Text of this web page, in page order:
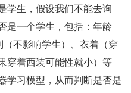
学生，假设我们不能去询
是一个学生，包括：年龄
（不影响学生）、衣着（穿
穿着西装可能性就小）等
学习模型，从而判断是否是